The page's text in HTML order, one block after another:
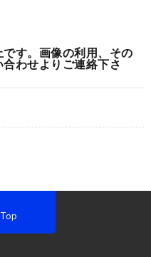
す。画像の利用、その
わせよりご連絡下さ